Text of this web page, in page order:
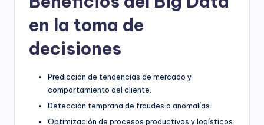
en la toma de
decisiones
Predicción de tendencias de mercado y
comportamiento del cliente.
Detección temprana de fraudes o anomalías.
Optimización de procesos productivos y logísticos.